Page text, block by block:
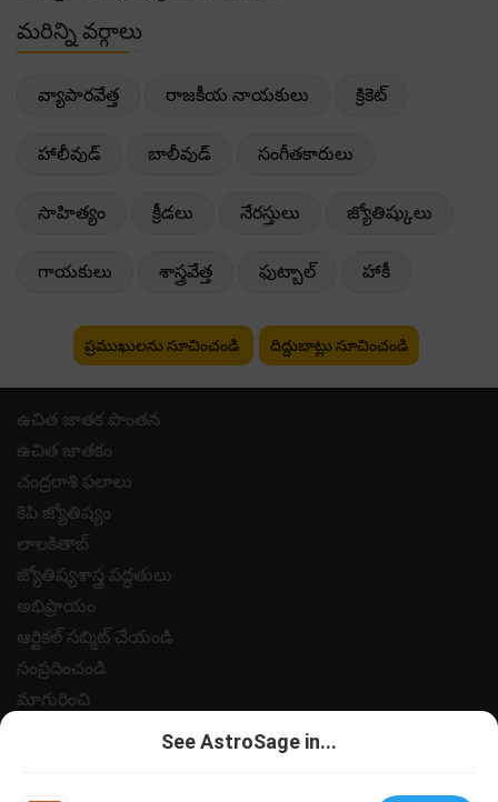
మరిన్ని వర్గాలు
వ్యాపారవేత్త రాజకీయ నాయకులు క్రికెట్
హాలీవుడ్ బాలీవుడ్ సంగీతకారులు
సాహిత్యం క్రీడలు నేరస్తులు జ్యోతిష్కులు
గాయకులు శాస్త్రవేత్త ఫుట్బాల్ హాకీ
ప్రముఖులను సూచించండి దిద్దుబాట్లు సూచించండి
ఉచిత జాతక పొంతన
ఉచిత జాతకం
చంద్రరాశి ఫలాలు
కెపి జ్యోతిష్యం
లాలకితాబ్
జ్యోతిష్యశాస్త్ర పద్ధతులు
అభిప్రాయం
ఆర్టికల్ సబ్మిట్ చేయండి
సంప్రదించండి
మాగురించి
See AstroSage in...